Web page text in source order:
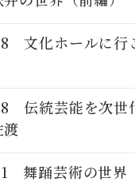
文化ホールに行
伝統芸能を次世
渡
舞踊芸術の世界